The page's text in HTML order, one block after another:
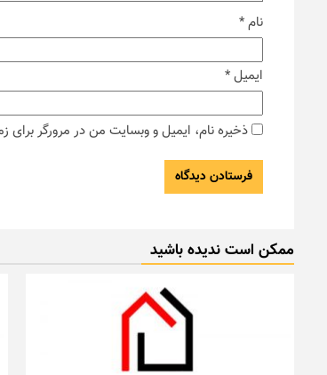
نام*
ایمیل*
ذخیره نام، ایمیل و وبسایت من در مرورگر برای
ممکن است ندیده باشید